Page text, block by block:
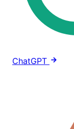
ChatGPT